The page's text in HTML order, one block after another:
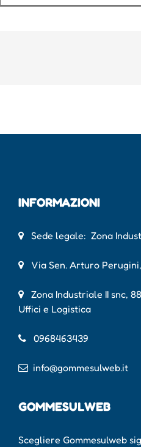
INFORMAZIONI
Sede legale: Zona
Via Sen. Arturo
Zona Industriale II snc,
Uffici e Logistica
0968463439
info@gommesulweb.it
GOMMESULWEB
Scegliere Gommesulweb